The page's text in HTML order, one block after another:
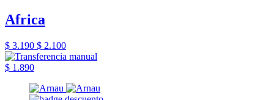
Africa
$ 3.190 $ 2.100
$ 1.890